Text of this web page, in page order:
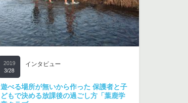
2019
3/28
インタビュー
遊べる場所が無いから作った 保護者と子
どもで決める放課後の過ごし方「葉鹿学